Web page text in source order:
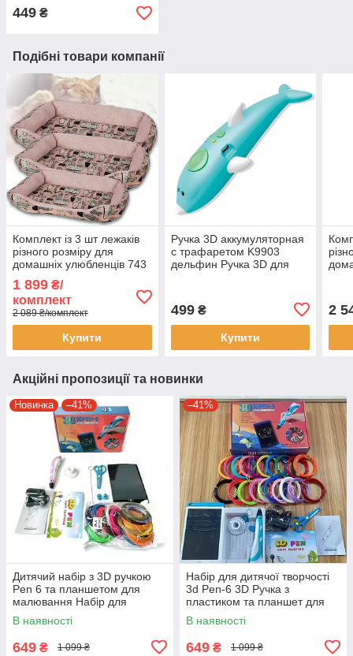
449 ₴
Подібні товари компанії
Комплект із 3 шт лежаків
різного розміру для
домашніх улюбленців 743
1 899 ₴/
комплект
2 089 ₴/комплект
Купити
Ручка 3D аккумуляторная
с трафаретом K9903
дельфин Ручка 3D для
499₴
Купити
2
Акційні пропозиції та новинки
Новинка –41%
Дитячий набір з 3D ручкою
Pen 6 та планшетом для
малювання Набір для
розвитку дитини
В наявності
649 ₴ 1 099 ₴
–41%
Набір для дитячої творчості
3d Pen-6 3D Ручка з
пластиком та планшет для
малювання
В наявності
649 ₴ 1 099 ₴